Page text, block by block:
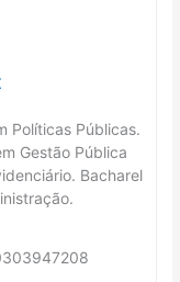
Políticas Públicas.
Gestão Pública
Bacharel